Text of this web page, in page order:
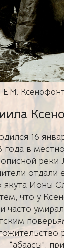
16
года в
реки
отдали
якута Ионы
что у
часто
“абаасы”,